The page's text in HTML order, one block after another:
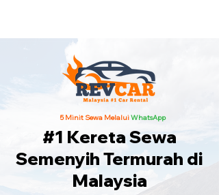
5 Minit Sewa MelaluiWhatsApp
#1 Kereta Sewa
Semenyih Termurah di
Malaysia